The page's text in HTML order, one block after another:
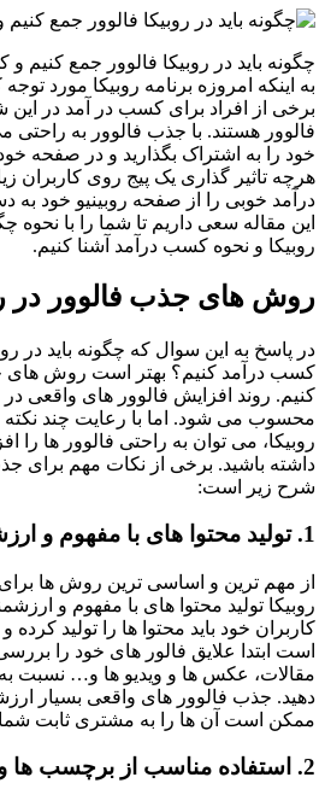
چگونه باید در روبیکا فالوور جمع کنیم
به اینکه امروزه برنامه روبیکا مورد
برخی از افراد برای کسب در آمد در این
فالوور هستند. با جذب فالوور به راحتی
خود را به اشتراک بگذارید و در صفحه خود
هرچه تاثیر گذاری یک پیج روی کاربران
درآمد خوبی را از صفحه روبینیو خود به
این مقاله سعی داریم تا شما را با نحوه
روبیکا و نحوه کسب درآمد آشنا کنیم.
روش های جذب فالوور در
در پاسخ به این سوال که چگونه باید در
کسب درآمد کنیم؟ بهتر است روش های
کنیم. روند افزایش فالوور های واقعی در
محسوب می شود. اما با رعایت چند نکته
روبیکا، می توان به راحتی فالوور ها را
داشته باشید. برخی از نکات مهم برای
شرح زیر است:
1. تولید محتوا های با مفهوم و ارزشمند
از مهم ترین و اساسی ترین روش ها
روبیکا تولید محتوا های با مفهوم و
کاربران خود باید محتوا ها را تولید کرده
است ابتدا علایق فالور های خود را
مقالات، عکس ها و ویدیو ها و… نسبت
دهید. جذب فالوور های واقعی بسیار
ممکن است آن ها را به مشتری ثابت شما
2. استفاده مناسب از برچسب ها و هشتگ ها